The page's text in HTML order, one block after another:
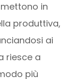
in
produttiva,
ai
riesce a
più